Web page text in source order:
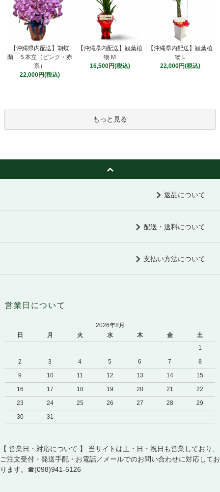
【沖縄県内配送】胡蝶
蘭 ５本立（ピンク・赤
系）
22,000円(税込)
【沖縄県内配送】観葉植
物 M
16,500円(税込)
【沖縄県内配送】観葉植
物 L
22,000円(税込)
もっと見る
返品について
配送・送料について
支払い方法について
営業日について
2026年8月
日
月 火 水 木 金
土
1
2
3 4 5 6 7
8
9
10 11 12 13 14
15
16
17 18 19 20 21
22
23
24 25 26 27 28
29
30
31
【 営業日・対応について 】 当サイトは土・日・祝日も営業しており、
ご注文受付・発送手配・お電話／メールでのお問い合わせに対応してお
ります。☎(098)941-5126